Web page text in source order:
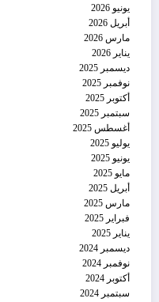
يونيو 2026
أبريل 2026
مارس 2026
يناير 2026
ديسمبر 2025
نوفمبر 2025
أكتوبر 2025
سبتمبر 2025
أغسطس 2025
يوليو 2025
يونيو 2025
مايو 2025
أبريل 2025
مارس 2025
فبراير 2025
يناير 2025
ديسمبر 2024
نوفمبر 2024
أكتوبر 2024
سبتمبر 2024